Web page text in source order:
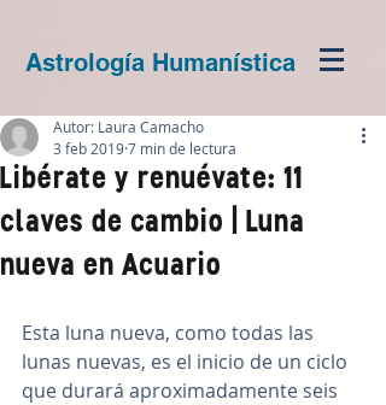
Astrología Humanística
Libérate y renuévate: 11
claves de cambio | Luna
nueva en Acuario
Autor: Laura Camacho
3 feb 20197 min de lectura
Esta luna nueva, como todas las
lunas nuevas, es el inicio de un ciclo
que durará aproximadamente seis